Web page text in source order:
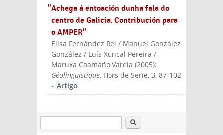
"Achega á entoación dunha fala do
centro de Galicia. Contribución para
o AMPER"
Elisa Fernández Rei / Manuel González
González / Luís Xuncal Pereira /
Maruxa Caamaño Varela (2005):
Géolinguistique, Hors de Serie, 3, 87-102
- Artigo
Buscar